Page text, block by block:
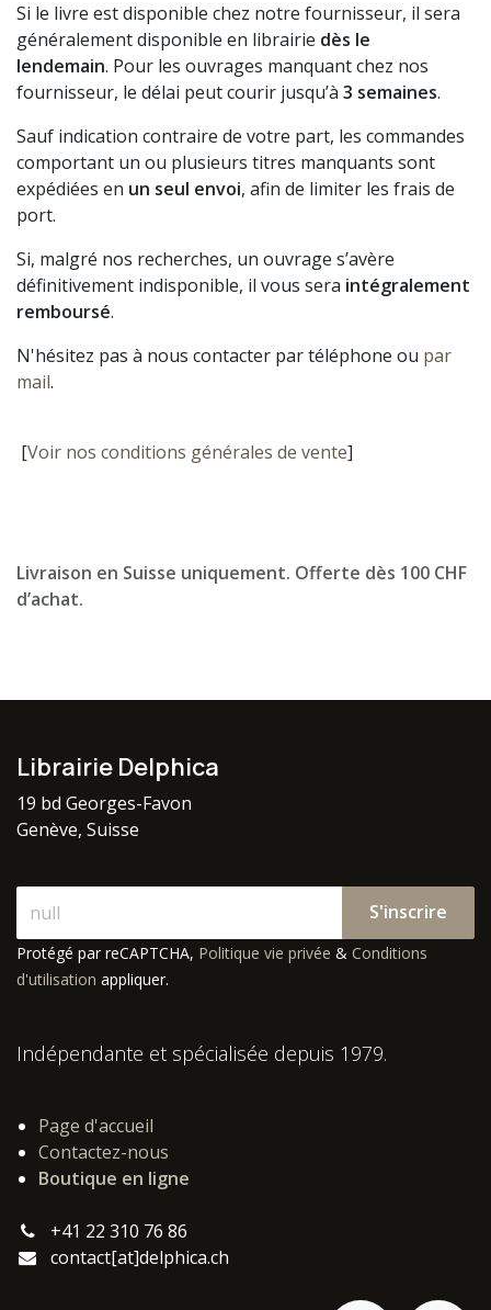
Si le livre est disponible chez notre fournisseur, il sera
généralement disponible en librairie dès le
lendemain. Pour les ouvrages manquant chez nos
fournisseur, le délai peut courir jusqu’à 3 semaines.
Sauf indication contraire de votre part, les commandes
comportant un ou plusieurs titres manquants sont
expédiées en un seul envoi, afin de limiter les frais de
port.
Si, malgré nos recherches, un ouvrage s’avère
définitivement indisponible, il vous sera intégralement
remboursé.
N'hésitez pas à nous contacter par téléphone ou par
mail.
[Voir nos conditions générales de vente]
Livraison en Suisse uniquement. Offerte dès 100 CHF
d’achat.
Librairie Delphica
19 bd Georges-Favon
Genève, Suisse
S'inscrire
Protégé par reCAPTCHA, Politique vie privée & Conditions
d'utilisation appliquer.
Indépendante et spécialisée depuis 1979.
Page d'accueil
Contactez-nous
Boutique en ligne
+41 22 310 76 86
contact[at]delphica.ch